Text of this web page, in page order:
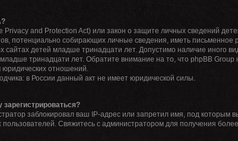
Privacy and Protection Act) или закон о защите личных сведений
потенциально собирающих личные сведения, иметь письменное
сайтах детей младше тринадцати лет. Допустимо наличие иного
тринадцати лет. Обратите внимание на то, что phpBB
юридических отношений.
в России данный акт не имеет юридической силы.
заблокировал ваш IP-адрес или запретил имя, под которым
пользователей. Свяжитесь с администратором для получения